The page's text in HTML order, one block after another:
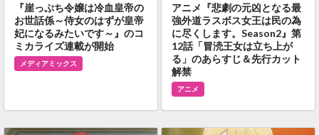
『崖っぷち令嬢は冷血皇帝の
お世話係～侍女のはずが皇帝
妃になるみたいです～』のコ
ミカライズ連載が開始
メディアミックス
アニメ『悲劇の元凶となる最
強外道ラスボス女王は民の為
に尽くします。Season2』第
12話「冒涜王女は立ち上が
る」のあらすじ＆先行カット
解禁
アニメ